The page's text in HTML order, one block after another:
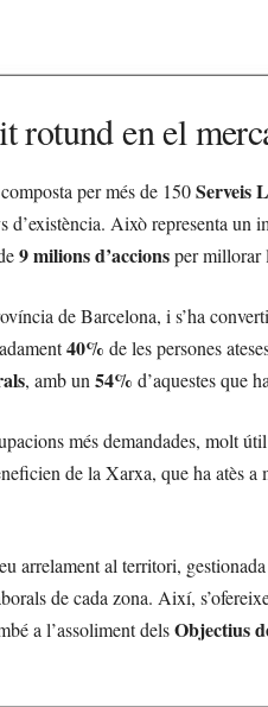
en el
per més de 150Serveis
d’existència. Això representa un
9 milions d’accionsper millorar
de Barcelona, i s’ha
40% de les persones
, amb un54% d’aquestes que
més demandades, molt
de la Xarxa, que ha atès a
arrelament al territori,
de cada zona. Així,
a l’assoliment delsObjectius